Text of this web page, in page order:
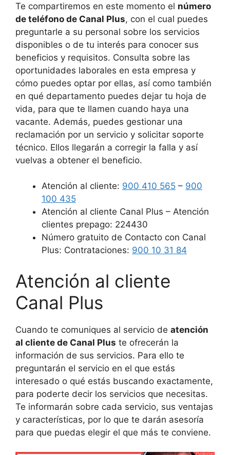
Te compartiremos en este momento el número
de teléfono de Canal Plus, con el cual puedes
preguntarle a su personal sobre los servicios
disponibles o de tu interés para conocer sus
beneficios y requisitos. Consulta sobre las
oportunidades laborales en esta empresa y
cómo puedes optar por ellas, así como también
en qué departamento puedes dejar tu hoja de
vida, para que te llamen cuando haya una
vacante. Además, puedes gestionar una
reclamación por un servicio y solicitar soporte
técnico. Ellos llegarán a corregir la falla y así
vuelvas a obtener el beneficio.
Atención al cliente: 900 410 565 – 900
100 435
Atención al cliente Canal Plus – Atención
clientes prepago: 224430
Número gratuito de Contacto con Canal
Plus: Contrataciones: 900 10 31 84
Atención al cliente
Canal Plus
Cuando te comuniques al servicio de atención
al cliente de Canal Plus te ofrecerán la
información de sus servicios. Para ello te
preguntarán el servicio en el que estás
interesado o qué estás buscando exactamente,
para poderte decir los servicios que necesitas.
Te informarán sobre cada servicio, sus ventajas
y características, por lo que te darán asesoría
para que puedas elegir el que más te conviene.